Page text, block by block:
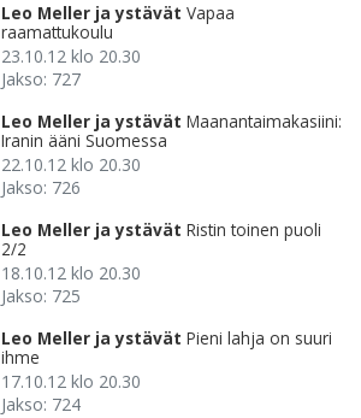
Leo Meller ja ystävät Vapaa
raamattukoulu
23.10.12 klo 20.30
Jakso: 727
Leo Meller ja ystävät Maanantaimakasiini:
Iranin ääni Suomessa
22.10.12 klo 20.30
Jakso: 726
Leo Meller ja ystävät Ristin toinen puoli
2/2
18.10.12 klo 20.30
Jakso: 725
Leo Meller ja ystävät Pieni lahja on suuri
ihme
17.10.12 klo 20.30
Jakso: 724